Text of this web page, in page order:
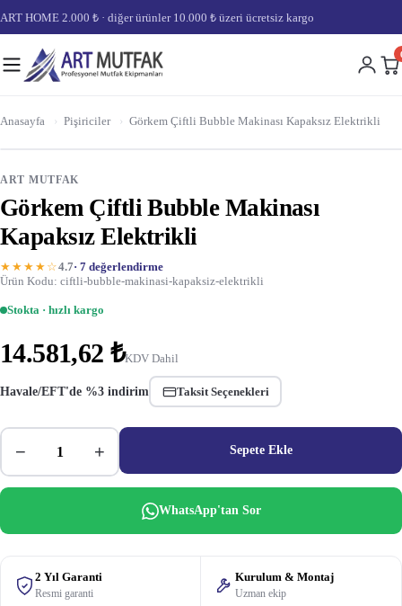
ART HOME 2.000 ₺ · diğer ürünler 10.000 ₺ üzeri ücretsiz kargo
Anasayfa › Pişiriciler › Görkem Çiftli Bubble Makinası Kapaksız Elektrikli
ART MUTFAK
Görkem Çiftli Bubble Makinası
Kapaksız Elektrikli
★★★★☆4.7· 7 değerlendirme
Ürün Kodu: ciftli-bubble-makinasi-kapaksiz-elektrikli
Stokta · hızlı kargo
14.581,62 ₺KDV Dahil
Havale/EFT'de %3 indirim Taksit Seçenekleri
− + Sepete Ekle
WhatsApp'tan Sor
2 Yıl Garanti
Resmi garanti
Kurulum & Montaj
Uzman ekip